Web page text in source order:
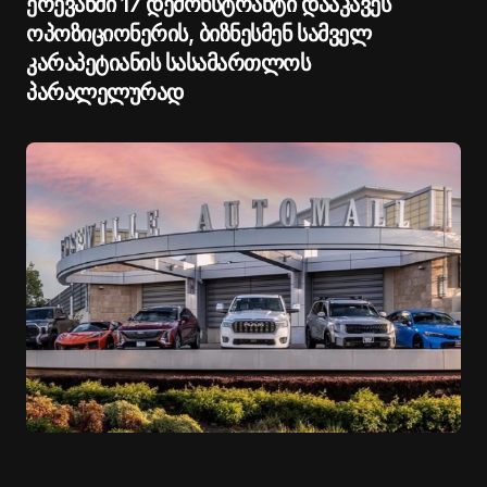
ოპოზიციონერის, ბიზნესმენ სამველ
კარაპეტიანის სასამართლოს
პარალელურად